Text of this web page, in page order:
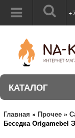
КАТАЛОГ
Главная » Прочее »
Беседка Origamebel